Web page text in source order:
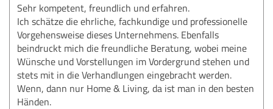
Sehr kompetent, freundlich und erfahren.
Ich schätze die ehrliche, fachkundige und professionelle
Vorgehensweise dieses Unternehmens. Ebenfalls
beindruckt mich die freundliche Beratung, wobei meine
Wünsche und Vorstellungen im Vordergrund stehen und
stets mit in die Verhandlungen eingebracht werden.
Wenn, dann nur Home & Living, da ist man in den besten
Händen.